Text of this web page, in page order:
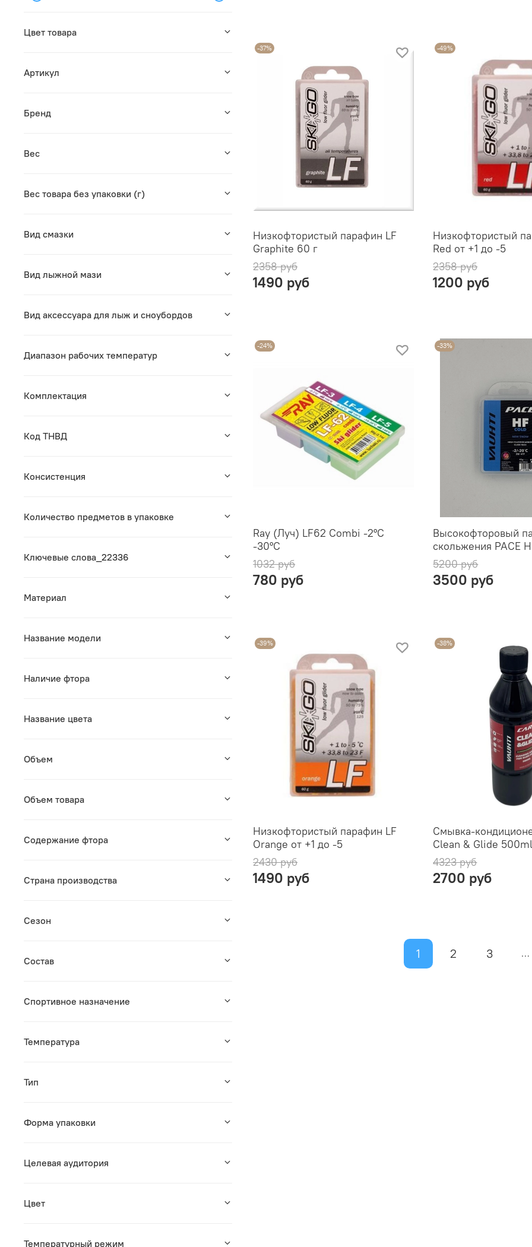
-37%
Низкофтористый парафин LF
Graphite 60 г
2358 руб
1490 руб
-49%
Низкофтористый
Red от +1 до -5
2358 руб
1200 руб
-24%
Ray (Луч) LF62 Combi -2°С
-30°С
1032 руб
780 руб
-33%
Высокофторовый
скольжения PACE
5200 руб
3500 руб
-39%
Низкофтористый парафин LF
Orange от +1 до -5
2430 руб
1490 руб
-38%
Смывка-
Clean & Glide
4323 руб
2700 руб
1 2 3 …
Цвет товара
Артикул
Бренд
Вес
Вес товара без упаковки (г)
Вид смазки
Вид лыжной мази
Вид аксессуара для лыж и сноубордов
Диапазон рабочих температур
Комплектация
Код ТНВД
Консистенция
Количество предметов в упаковке
Ключевые слова_22336
Материал
Название модели
Наличие фтора
Название цвета
Объем
Объем товара
Содержание фтора
Страна производства
Сезон
Состав
Спортивное назначение
Температура
Тип
Форма упаковки
Целевая аудитория
Цвет
Температурный режим